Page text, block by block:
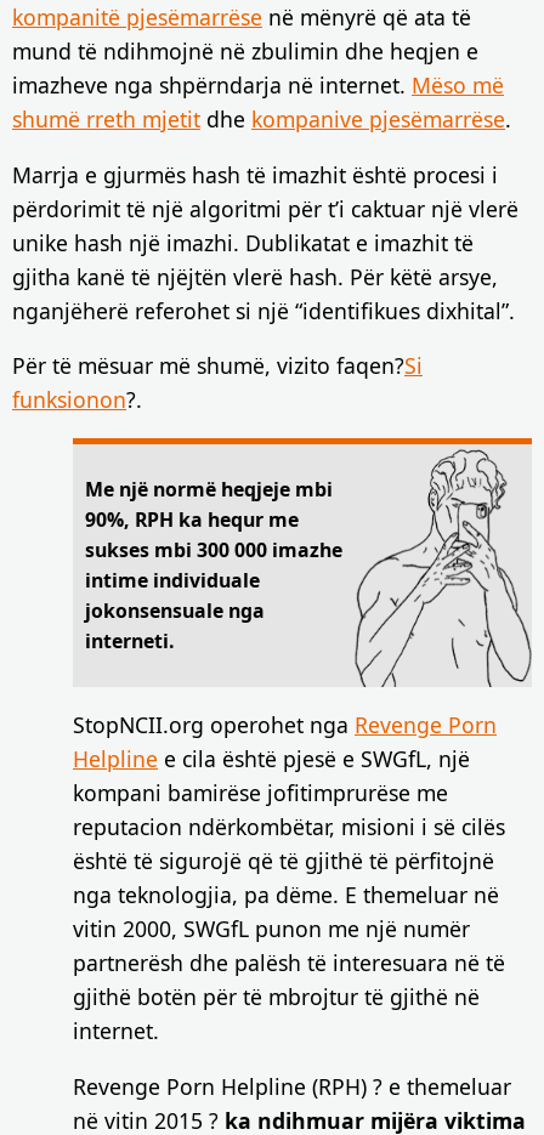
kompanitë pjesëmarrëse në mënyrë që ata të
mund të ndihmojnë në zbulimin dhe heqjen e
imazheve nga shpërndarja në internet. Mëso më
shumë rreth mjetit dhe kompanive pjesëmarrëse.
Marrja e gjurmës hash të imazhit është procesi i
përdorimit të një algoritmi për t’i caktuar një vlerë
unike hash një imazhi. Dublikatat e imazhit të
gjitha kanë të njëjtën vlerë hash. Për këtë arsye,
nganjëherë referohet si një “identifikues dixhital”.
Për të mësuar më shumë, vizito faqen?Si
funksionon?.
Me një normë heqjeje mbi
90%, RPH ka hequr me
sukses mbi 300 000 imazhe
intime individuale
jokonsensuale nga
interneti.
StopNCII.org operohet nga Revenge Porn
Helpline e cila është pjesë e SWGfL, një
kompani bamirëse jofitimprurëse me
reputacion ndërkombëtar, misioni i së cilës
është të sigurojë që të gjithë të përfitojnë
nga teknologjia, pa dëme. E themeluar në
vitin 2000, SWGfL punon me një numër
partnerësh dhe palësh të interesuara në të
gjithë botën për të mbrojtur të gjithë në
internet.
Revenge Porn Helpline (RPH) ? e themeluar
në vitin 2015 ? ka ndihmuar mijëra viktima